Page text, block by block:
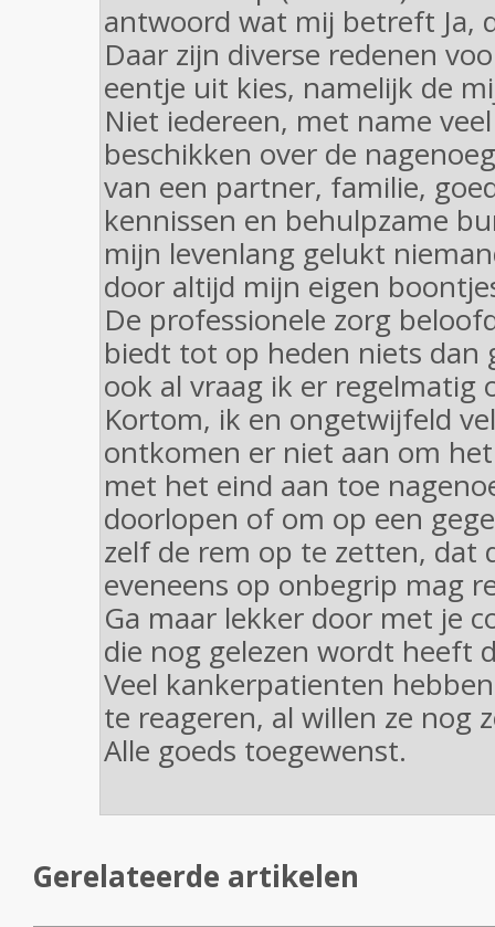
antwoord wat mij betreft Ja,
Daar zijn diverse redenen
eentje uit kies, namelijk de
Niet iedereen, met name
beschikken over de
van een partner, familie,
kennissen en behulpzame
mijn levenlang gelukt
door altijd mijn eigen
De professionele zorg
biedt tot op heden niets dan
ook al vraag ik er regelmatig
Kortom, ik en ongetwijfeld
ontkomen er niet aan om
met het eind aan toe
doorlopen of om op een
zelf de rem op te zetten, dat
eveneens op onbegrip mag
Ga maar lekker door met je
die nog gelezen wordt heeft
Veel kankerpatienten
te reageren, al willen ze nog
Alle goeds toegewenst.
Gerelateerde artikelen